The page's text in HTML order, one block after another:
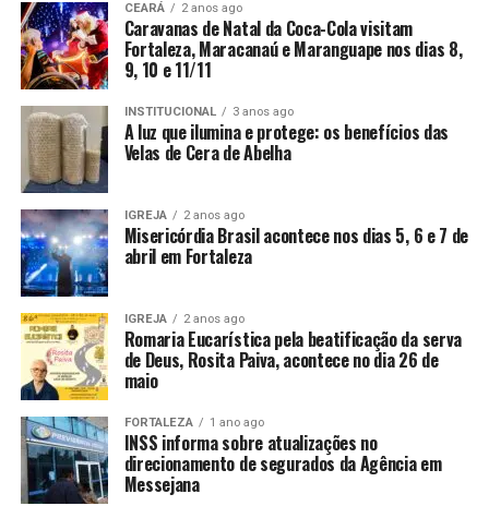
CEARÁ 2 anos ago
Caravanas de Natal da Coca-Cola visitam
Fortaleza, Maracanaú e Maranguape nos dias 8,
9, 10 e 11/11
INSTITUCIONAL 3 anos ago
A luz que ilumina e protege: os benefícios das
Velas de Cera de Abelha
IGREJA 2 anos ago
Misericórdia Brasil acontece nos dias 5, 6 e 7 de
abril em Fortaleza
IGREJA 2 anos ago
Romaria Eucarística pela beatificação da serva
de Deus, Rosita Paiva, acontece no dia 26 de
maio
FORTALEZA 1 ano ago
INSS informa sobre atualizações no
direcionamento de segurados da Agência em
Messejana